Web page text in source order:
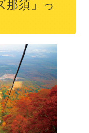
那須」っ